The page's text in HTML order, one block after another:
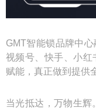
GMT智能锁品牌中
视频号、快手、小
赋能，真正做到提供
当光抵达，万物生辉